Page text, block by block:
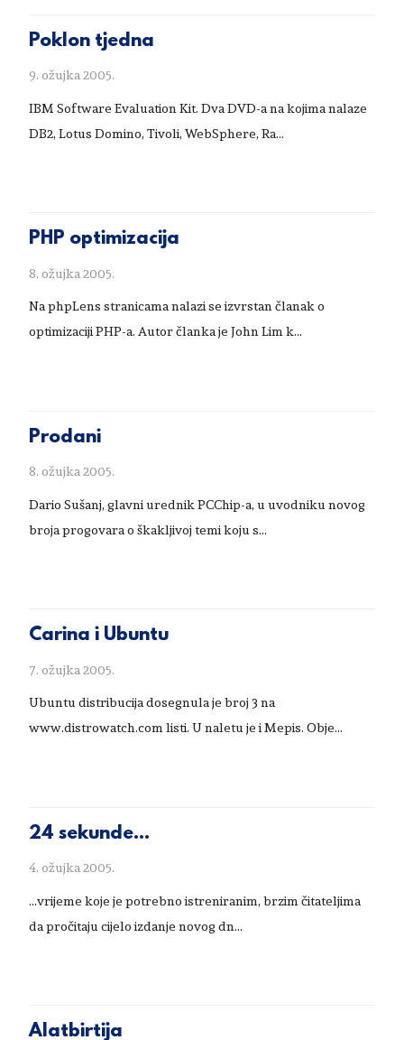
Poklon tjedna
9. ožujka 2005.
IBM Software Evaluation Kit. Dva DVD-a na kojima nalaze
DB2, Lotus Domino, Tivoli, WebSphere, Ra...
PHP optimizacija
8. ožujka 2005.
Na phpLens stranicama nalazi se izvrstan članak o
optimizaciji PHP-a. Autor članka je John Lim k...
Prodani
8. ožujka 2005.
Dario Sušanj, glavni urednik PCChip-a, u uvodniku novog
broja progovara o škakljivoj temi koju s...
Carina i Ubuntu
7. ožujka 2005.
Ubuntu distribucija dosegnula je broj 3 na
www.distrowatch.com listi. U naletu je i Mepis. Obje...
24 sekunde...
4. ožujka 2005.
...vrijeme koje je potrebno istreniranim, brzim čitateljima
da pročitaju cijelo izdanje novog dn...
Alatbirtija